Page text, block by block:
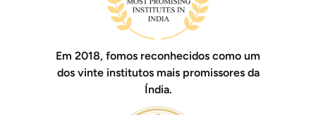
Em 2018, fomos reconhecidos como um
dos vinte institutos mais promissores da
Índia.